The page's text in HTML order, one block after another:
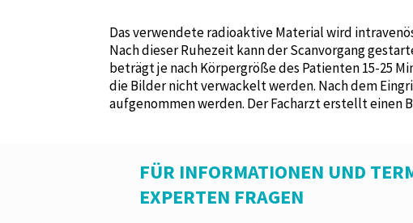
Das verwendete radioaktive Material wird
Nach dieser Ruhezeit kann der Scanvorgang
beträgt je nach Körpergröße des Patienten 15-25
die Bilder nicht verwackelt werden. Nach dem
aufgenommen werden. Der Facharzt erstellt
FÜR INFORMATIONEN UND
EXPERTEN FRAGEN